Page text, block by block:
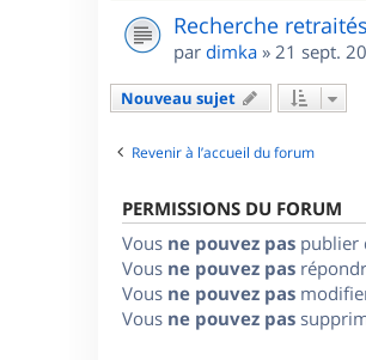
Recherche
par dimka » 21 sept.
Nouveau sujet
Revenir à l’accueil du forum
PERMISSIONS DU FORUM
Vous ne pouvez pas publier
Vous ne pouvez pas
Vous ne pouvez pas
Vous ne pouvez pas